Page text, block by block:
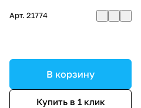
Арт. 21774
В корзину
Купить в 1 клик